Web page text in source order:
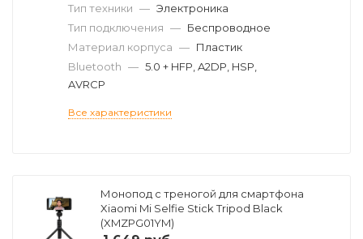
Тип техники — Электроника
Тип подключения — Беспроводное
Материал корпуса — Пластик
Bluetooth — 5.0 + HFP, A2DP, HSP,
AVRCP
Все характеристики
Монопод с треногой для смартфона
Xiaomi Mi Selfie Stick Tripod Black
(XMZPG01YM)